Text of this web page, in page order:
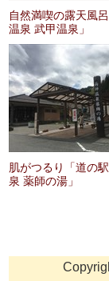
自然満喫の露天風
温泉 武甲温泉」
肌がつるり「道の
泉 薬師の湯」